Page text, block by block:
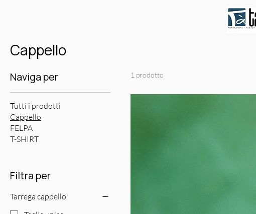
Cappello
Naviga per
Tutti i prodotti
Cappello
FELPA
T-SHIRT
Filtra per
Tarrega cappello
1 prodotto